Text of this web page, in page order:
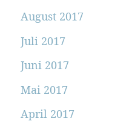
August 2017
Juli 2017
Juni 2017
Mai 2017
April 2017